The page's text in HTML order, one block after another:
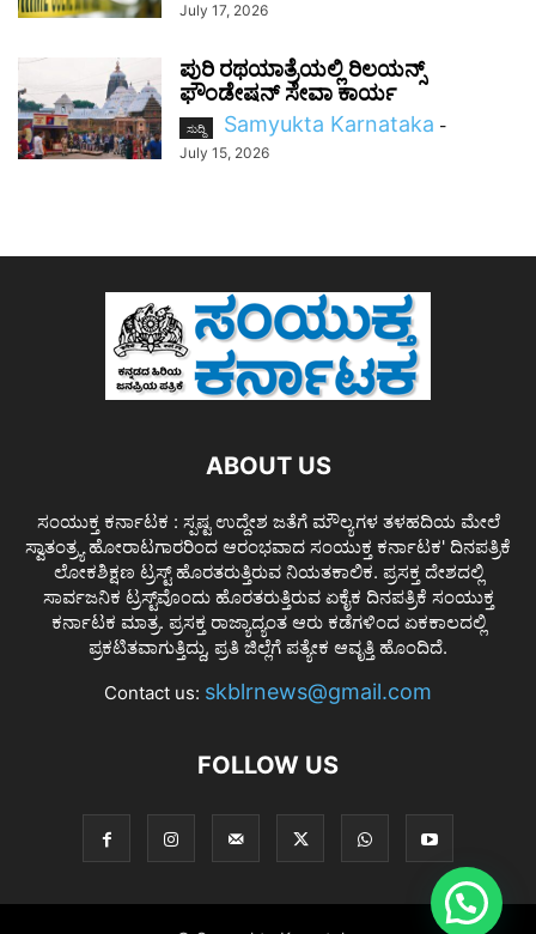
July 17, 2026
ಪುರಿ ರಥಯಾತ್ರೆಯಲ್ಲಿ ರಿಲಯನ್ಸ್
ಫೌಂಡೇಷನ್ ಸೇವಾ ಕಾರ್ಯ
ಸುದ್ದಿ Samyukta Karnataka -
July 15, 2026
ABOUT US
ಸಂಯುಕ್ತ ಕರ್ನಾಟಕ : ಸ್ಪಷ್ಟ ಉದ್ದೇಶ ಜತೆಗೆ ಮೌಲ್ಯಗಳ ತಳಹದಿಯ ಮೇಲೆ
ಸ್ವಾತಂತ್ರ್ಯ ಹೋರಾಟಗಾರರಿಂದ ಆರಂಭವಾದ ಸಂಯುಕ್ತ ಕರ್ನಾಟಕ' ದಿನಪತ್ರಿಕೆ
ಲೋಕಶಿಕ್ಷಣ ಟ್ರಸ್ಟ್ ಹೊರತರುತ್ತಿರುವ ನಿಯತಕಾಲಿಕ. ಪ್ರಸಕ್ತ ದೇಶದಲ್ಲಿ
ಸಾರ್ವಜನಿಕ ಟ್ರಸ್ಟ್‌ವೊಂದು ಹೊರತರುತ್ತಿರುವ ಏಕೈಕ ದಿನಪತ್ರಿಕೆ ಸಂಯುಕ್ತ
ಕರ್ನಾಟಕ ಮಾತ್ರ. ಪ್ರಸಕ್ತ ರಾಜ್ಯಾದ್ಯಂತ ಆರು ಕಡೆಗಳಿಂದ ಏಕಕಾಲದಲ್ಲಿ
ಪ್ರಕಟಿತವಾಗುತ್ತಿದ್ದು, ಪ್ರತಿ ಜಿಲ್ಲೆಗೆ ಪತ್ಯೇಕ ಆವೃತ್ತಿ ಹೊಂದಿದೆ.
Contact us: skblrnews@gmail.com
FOLLOW US